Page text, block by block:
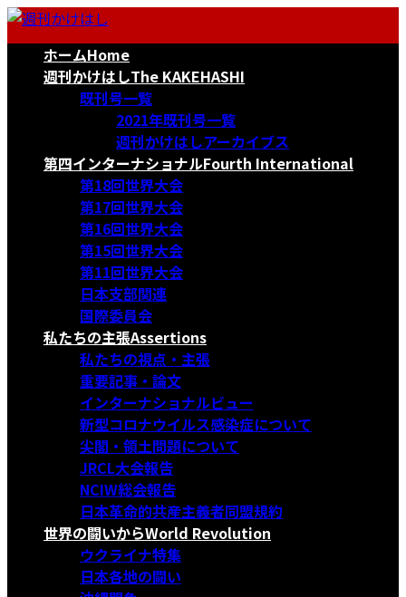
コ
ナ
ホームHome
週刊かけはしThe KAKEHASHI
既刊号一覧
2021年既刊号一覧
週刊かけはしアーカイブス
第四インターナショナルFourth International
第18回世界大会
第17回世界大会
第16回世界大会
第15回世界大会
第11回世界大会
日本支部関連
国際委員会
私たちの主張Assertions
私たちの視点・主張
重要記事・論文
インターナショナルビュー
新型コロナウイルス感染症について
尖閣・領土問題について
JRCL大会報告
NCIW総会報告
日本革命的共産主義者同盟規約
世界の闘いからWorld Revolution
ウクライナ特集
日本各地の闘い